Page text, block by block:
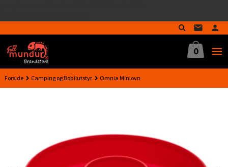
innholdet
0
Forside Camping og Bobilutstyr Omnia Miniovn